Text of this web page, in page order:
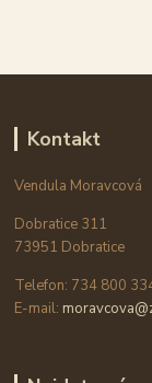
Kontakt
Vendula Moravcová
Dobratice 311
73951 Dobratice
Telefon: 734 800
E-mail: